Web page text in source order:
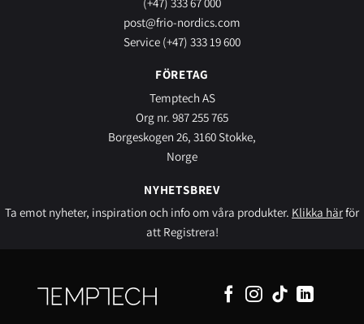
post@frio-nordics.com
Service (+47) 333 19 600
FÖRETAG
Temptech AS
Org nr. 987 255 765
Borgeskogen 26, 3160 Stokke,
Norge
NYHETSBREV
Ta emot nyheter, inspiration och info om våra produkter. Klikka härför
att Registrera!